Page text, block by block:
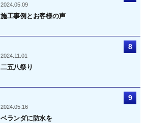
2024.05.09
施工事例とお客様の声
2024.11.01
二五八祭り
2024.05.16
ベランダに防水を